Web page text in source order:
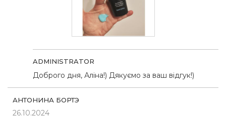
ADMINISTRATOR
Доброго дня, Аліна!) Дякуємо за ваш відгук!)
АНТОНИНА БОРТЭ
26.10.2024